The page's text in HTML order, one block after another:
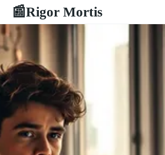
📰Rigor Mortis